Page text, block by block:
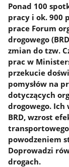
Ponad 100
pracy i ok. 900
prace Forum
drogowego
zmian do tzw.
prac w
przekucie
pomysłów na
dotyczących
drogowego. Ich
BRD, wzrost
powodzeniem
Doprowadzi
drogach.